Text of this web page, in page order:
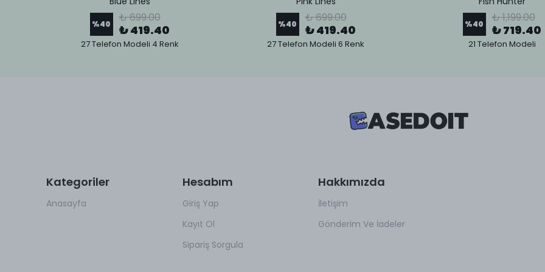
%40 ₺ 699.00
₺ 419.40
27 Telefon Modeli 4 Renk
%40 ₺ 699.00
₺ 419.40
27 Telefon Modeli 6 Renk
%40 ₺ 1,199.00
₺ 719.40
21 Telefon Modeli
Kategoriler
Anasayfa
Hesabım
Giriş Yap
Kayıt Ol
Sipariş Sorgula
Hakkımızda
İletişim
Gönderim Ve İadeler